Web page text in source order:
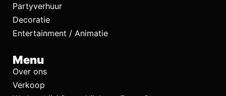
Partyverhuur
Decoratie
Entertainment / Animatie
Menu
Over ons
Verkoop